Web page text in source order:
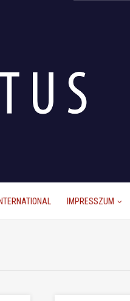
INTERNATIONAL IMPRESSZUM